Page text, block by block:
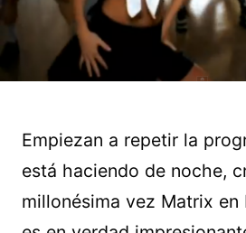
Empiezan a repetir la
está haciendo de noche,
millonésima vez Matrix en